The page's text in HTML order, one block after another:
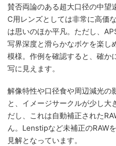
賛否両論のある超大口径の中望
C用レンズとしては非常に高価
は思いのほか平凡。ただし、
写界深度と滑らかなボケを楽し
模様。作例を確認すると、確か
写に見えます。
解像特性や口径食や周辺減光の
と、イメージサークルが少し大
だし、これは自動補正された
ん。Lenstipなど未補正のRAW
見解となっています。